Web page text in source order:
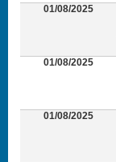
01/08/2025
01/08/2025
01/08/2025